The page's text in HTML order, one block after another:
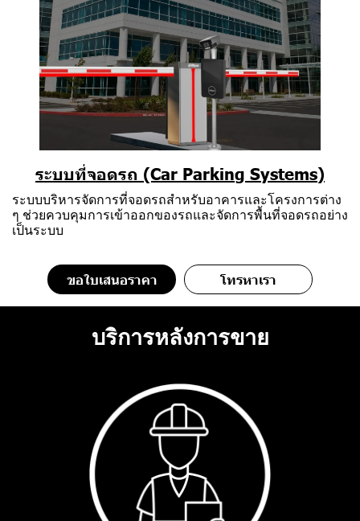
ระบบที่จอดรถ (Car Parking Systems)
ระบบบริหารจัดการที่จอดรถสำหรับอาคารและโครงการต่าง
ๆ ช่วยควบคุมการเข้าออกของรถและจัดการพื้นที่จอดรถอย่าง
เป็นระบบ
ขอใบเสนอราคา โทรหาเรา
บริการหลังการขาย